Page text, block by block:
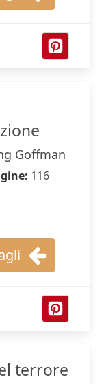
Goffman
116
terrore